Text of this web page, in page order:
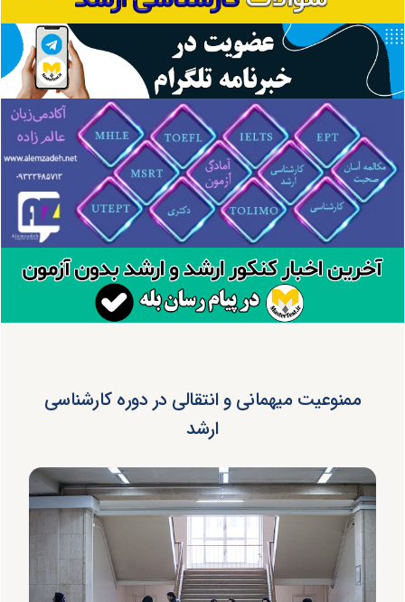
ممنوعیت میهمانی و انتقالی در دوره کارشناسی
ارشد